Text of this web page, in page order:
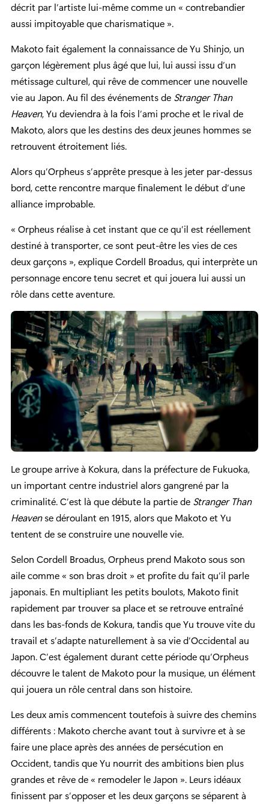
décrit par l’artiste lui-même comme un « contrebandier
aussi impitoyable que charismatique ».
Makoto fait également la connaissance de Yu Shinjo, un
garçon légèrement plus âgé que lui, lui aussi issu d’un
métissage culturel, qui rêve de commencer une nouvelle
vie au Japon. Au fil des événements de Stranger Than
Heaven, Yu deviendra à la fois l’ami proche et le rival de
Makoto, alors que les destins des deux jeunes hommes se
retrouvent étroitement liés.
Alors qu’Orpheus s’apprête presque à les jeter par-dessus
bord, cette rencontre marque finalement le début d’une
alliance improbable.
« Orpheus réalise à cet instant que ce qu’il est réellement
destiné à transporter, ce sont peut-être les vies de ces
deux garçons », explique Cordell Broadus, qui interprète un
personnage encore tenu secret et qui jouera lui aussi un
rôle dans cette aventure.
Le groupe arrive à Kokura, dans la préfecture de Fukuoka,
un important centre industriel alors gangrené par la
criminalité. C’est là que débute la partie de Stranger Than
Heavense déroulant en 1915, alors que Makoto et Yu
tentent de se construire une nouvelle vie.
Selon Cordell Broadus, Orpheus prend Makoto sous son
aile comme « son bras droit » et profite du fait qu’il parle
japonais. En multipliant les petits boulots, Makoto finit
rapidement par trouver sa place et se retrouve entraîné
dans les bas-fonds de Kokura, tandis que Yu trouve vite du
travail et s’adapte naturellement à sa vie d’Occidental au
Japon. C’est également durant cette période qu’Orpheus
découvre le talent de Makoto pour la musique, un élément
qui jouera un rôle central dans son histoire.
Les deux amis commencent toutefois à suivre des chemins
différents : Makoto cherche avant tout à survivre et à se
faire une place après des années de persécution en
Occident, tandis que Yu nourrit des ambitions bien plus
grandes et rêve de « remodeler le Japon ». Leurs idéaux
finissent par s’opposer et les deux garçons se séparent à